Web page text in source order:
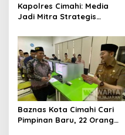
Kapolres Cimahi: Media
Jadi Mitra Strategis
Publik
Baznas Kota Cimahi Cari
Pimpinan Baru, 22 Orang